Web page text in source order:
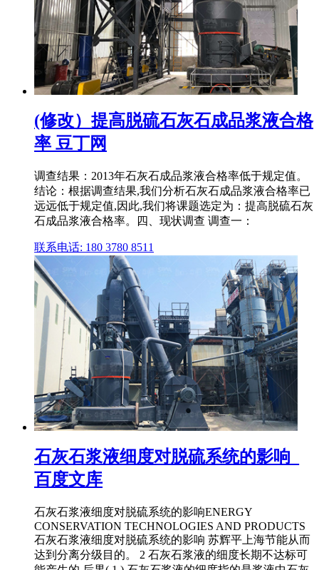
(修改）提高脱硫石灰石成品浆液合格
率 豆丁网
调查结果：2013年石灰石成品浆液合格率低于规定值。
结论：根据调查结果,我们分析石灰石成品浆液合格率已
远远低于规定值,因此,我们将课题选定为：提高脱硫石灰
石成品浆液合格率。四、现状调查 调查一：
联系电话: 180 3780 8511
石灰石浆液细度对脱硫系统的影响_
百度文库
石灰石浆液细度对脱硫系统的影响ENERGY
CONSERVATION TECHNOLOGIES AND PRODUCTS
石灰石浆液细度对脱硫系统的影响 苏辉平上海节能从而
达到分离分级目的。 2 石灰石浆液的细度长期不达标可